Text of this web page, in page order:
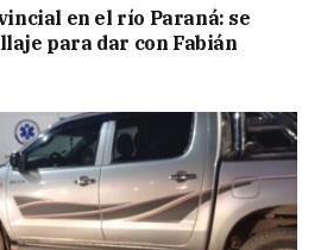
en el río Paraná: se
para dar con Fabián